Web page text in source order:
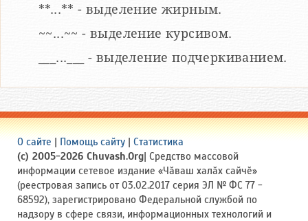
**...** - выделение жирным.
~~...~~ - выделение курсивом.
___...___ - выделение подчеркиванием.
О сайте | Помощь сайту | Статистика
(c) 2005-2026 Chuvash.Org| Средство массовой
информации сетевое издание «Чӑваш халӑх сайчӗ»
(реестровая запись от 03.02.2017 серия ЭЛ № ФС 77 -
68592), зарегистрировано Федеральной службой по
надзору в сфере связи, информационных технологий и